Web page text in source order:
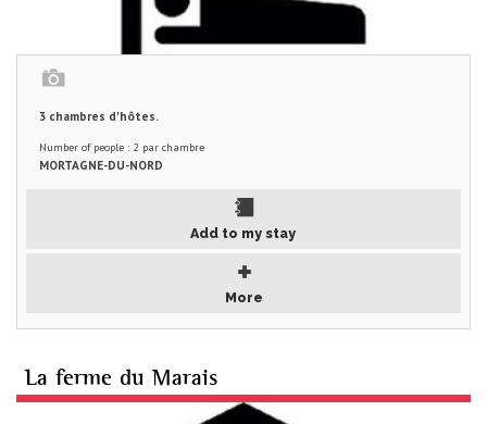
3 chambres d'hôtes.
Number of people : 2 par chambre
MORTAGNE-DU-NORD
Add to my stay
More
La ferme du Marais